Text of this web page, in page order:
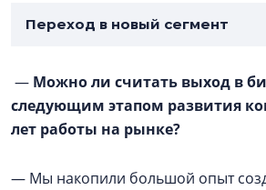
Переход в новый сегмент
— Можно ли считать выход в
следующим этапом развития
лет работы на рынке?
— Мы накопили большой опыт